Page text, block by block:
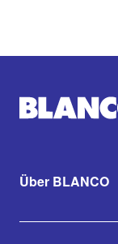
Über BLANCO